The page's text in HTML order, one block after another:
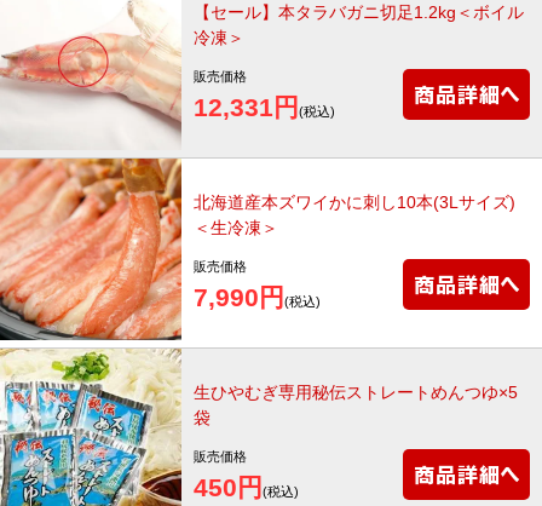
【セール】本タラバガニ切足1.2kg＜ボイル
冷凍＞
販売価格
12,331円 (税込)
北海道産本ズワイかに刺し10本(3Lサイズ)
＜生冷凍＞
販売価格
7,990円 (税込)
生ひやむぎ専用秘伝ストレートめんつゆ×5
袋
販売価格
450円 (税込)